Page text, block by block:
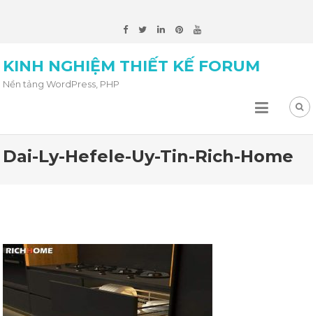
KINH NGHIỆM THIẾT KẾ FORUM
Nền tảng WordPress, PHP
Dai-Ly-Hefele-Uy-Tin-Rich-Home